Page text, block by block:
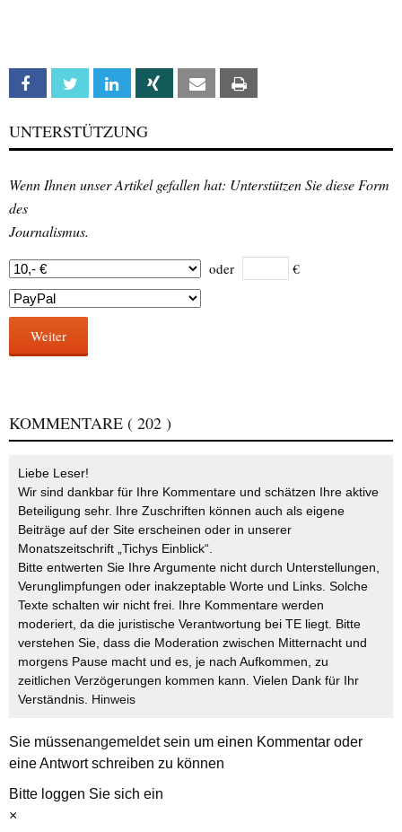
Facebook Twitter Linkedin Xing Email
UNTERSTÜTZUNG
Wenn Ihnen unser Artikel gefallen hat: Unterstützen Sie diese Form
des
Journalismus.
oder €
Weiter
KOMMENTARE ( 202 )
Liebe Leser!
Wir sind dankbar für Ihre Kommentare und schätzen Ihre aktive
Beteiligung sehr. Ihre Zuschriften können auch als eigene
Beiträge auf der Site erscheinen oder in unserer
Monatszeitschrift „Tichys Einblick“.
Bitte entwerten Sie Ihre Argumente nicht durch Unterstellungen,
Verunglimpfungen oder inakzeptable Worte und Links. Solche
Texte schalten wir nicht frei. Ihre Kommentare werden
moderiert, da die juristische Verantwortung bei TE liegt. Bitte
verstehen Sie, dass die Moderation zwischen Mitternacht und
morgens Pause macht und es, je nach Aufkommen, zu
zeitlichen Verzögerungen kommen kann. Vielen Dank für Ihr
Verständnis. Hinweis
Sie müssenangemeldetsein um einen Kommentar oder
eine Antwort schreiben zu können
Bitte loggen Sie sich ein
×